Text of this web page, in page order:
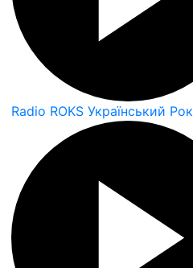
Radio ROKS Український Рок